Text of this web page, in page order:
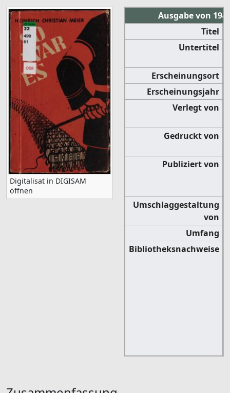
Digitalisat in DIGISAM
öffnen
Ausgabe von
Titel
Untertitel
Erscheinungsort
Erscheinungsjahr
Verlegt von
Gedruckt von
Publiziert von
Umschlaggestaltung
von
Umfang
Bibliotheksnachweise